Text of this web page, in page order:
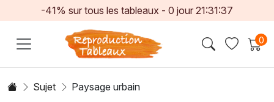
-41% sur tous les tableaux -0 jour 21:31:35
0
Sujet Paysage urbain